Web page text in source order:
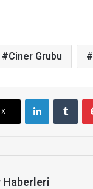
Ciner Grubu
X
Haberleri